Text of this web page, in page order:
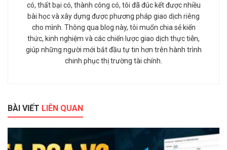
có, thất bại có, thành công có, tôi đã đúc kết được nhiều
bài học và xây dựng được phương pháp giao dịch riêng
cho mình. Thông qua blog này, tôi muốn chia sẻ kiến
thức, kinh nghiệm và các chiến lược giao dịch thực tiễn,
giúp những người mới bắt đầu tự tin hơn trên hành trình
chinh phục thị trường tài chính.
BÀI VIẾT LIÊN QUAN